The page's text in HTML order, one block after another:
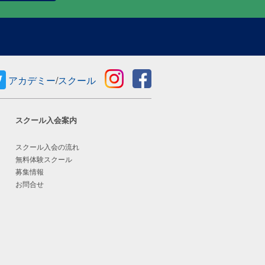
アカデミー/スクール
スクール入会案内
スクール入会の流れ
無料体験スクール
募集情報
お問合せ